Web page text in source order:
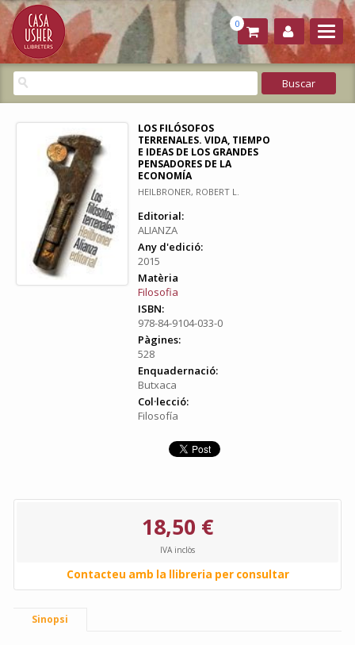
0
LOS FILÓSOFOS
TERRENALES. VIDA, TIEMPO
E IDEAS DE LOS GRANDES
PENSADORES DE LA
ECONOMÍA
HEILBRONER, ROBERT L.
Editorial:
ALIANZA
Any d'edició:
2015
Matèria
Filosofia
ISBN:
978-84-9104-033-0
Pàgines:
528
Enquadernació:
Butxaca
Col·lecció:
Filosofía
18,50 €
IVA inclòs
Contacteu amb la llibreria per consultar
Sinopsi